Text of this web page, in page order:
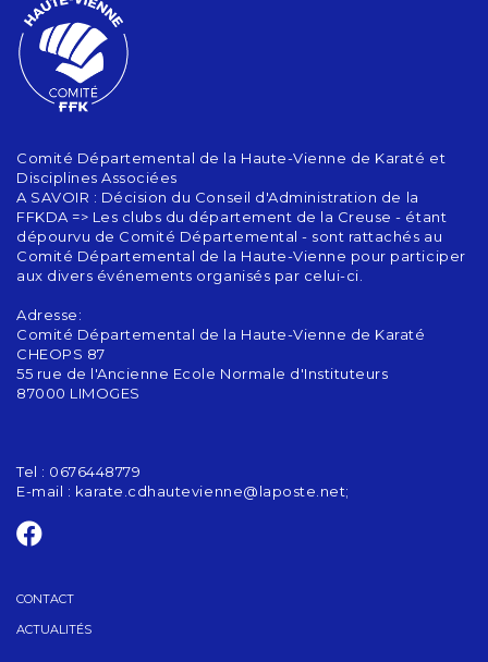
Comité Départemental de la Haute-Vienne de Karaté et
Disciplines Associées
A SAVOIR : Décision du Conseil d'Administration de la
FFKDA => Les clubs du département de la Creuse - étant
dépourvu de Comité Départemental - sont rattachés au
Comité Départemental de la Haute-Vienne pour participer
aux divers événements organisés par celui-ci.
Adresse:
Comité Départemental de la Haute-Vienne de Karaté
CHEOPS 87
55 rue de l'Ancienne Ecole Normale d'Instituteurs
87000 LIMOGES
Tel : 0676448779
E-mail : karate.cdhautevienne@laposte.net;
CONTACT
ACTUALITÉS